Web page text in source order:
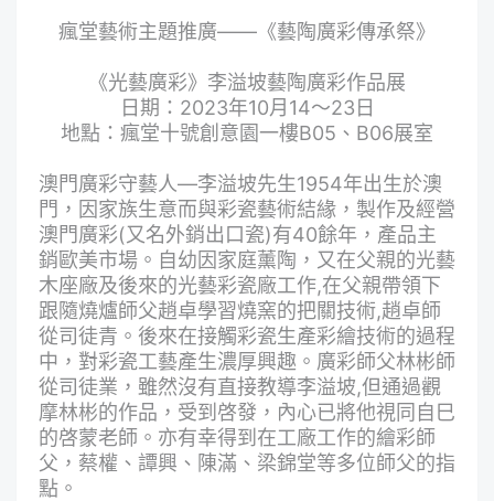
瘋堂藝術主題推廣——《藝陶廣彩傳承祭》
《光藝廣彩》李溢坡藝陶廣彩作品展
日期：2023年10月14～23日
地點：瘋堂十號創意園一樓B05、B06展室
澳門廣彩守藝人—李溢坡先生1954年出生於澳
門，因家族生意而與彩瓷藝術結緣，製作及經營
澳門廣彩(又名外銷出口瓷)有40餘年，產品主
銷歐美市場。自幼因家庭薰陶，又在父親的光藝
木座廠及後來的光藝彩瓷廠工作,在父親帶領下
跟隨燒爐師父趙卓學習燒窯的把關技術,趙卓師
從司徒青。後來在接觸彩瓷生產彩繪技術的過程
中，對彩瓷工藝產生濃厚興趣。廣彩師父林彬師
從司徒業，雖然沒有直接教導李溢坡,但通過觀
摩林彬的作品，受到啓發，內心已將他視同自巳
的啓蒙老師。亦有幸得到在工廠工作的繪彩師
父，蔡權、譚興、陳滿、梁錦堂等多位師父的指
點。